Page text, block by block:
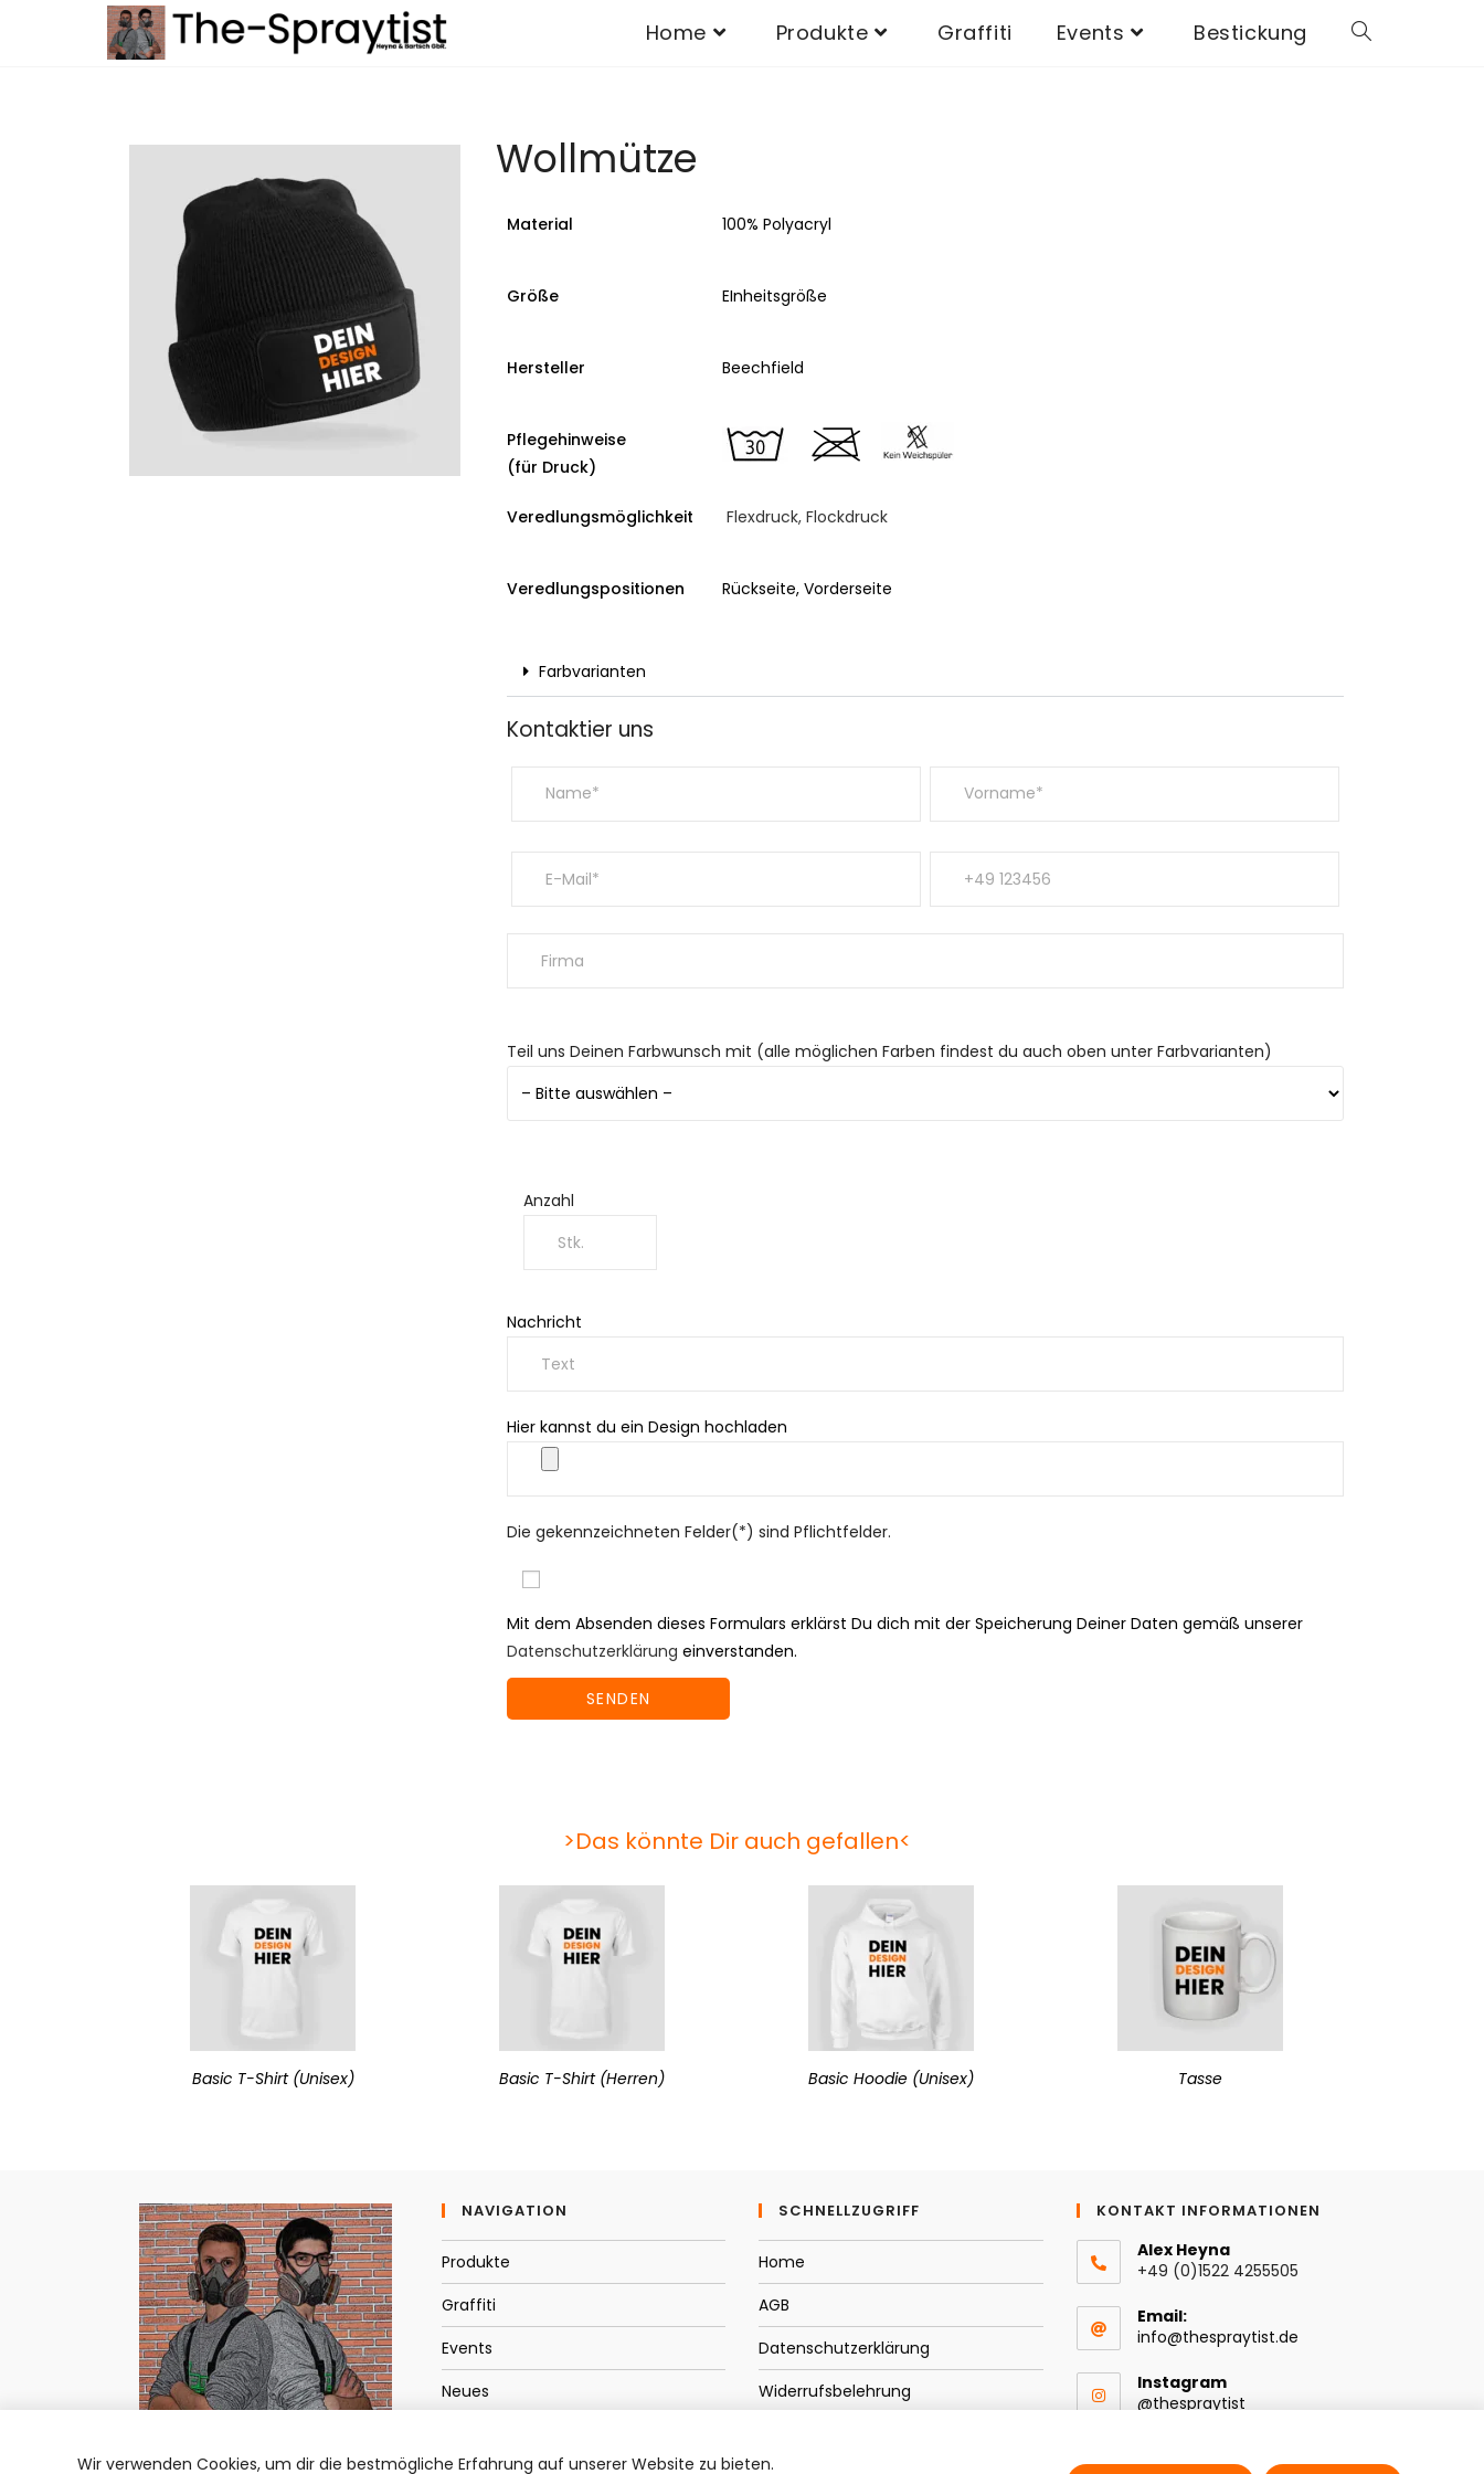
Home Produkte Graffiti Events Bestickung
Wollmütze
Material 100% Polyacryl
Größe EInheitsgröße
Hersteller Beechfield
Pflegehinweise
(für Druck)
Veredlungs­möglichkeit Flexdruck, Flockdruck
Veredlungs­positionen Rückseite, Vorderseite
Farbvarianten
Kontaktier uns
Teil uns Deinen Farbwunsch mit (alle möglichen Farben findest du auch oben unter Farbvarianten)
Anzahl
Nachricht
Hier kannst du ein Design hochladen
Die gekennzeichneten Felder(*) sind Pflichtfelder.
Mit dem Absenden dieses Formulars erklärst Du dich mit der Speicherung Deiner Daten gemäß unserer
Datenschutzerklärung einverstanden.
>Das könnte Dir auch gefallen<
Basic T-Shirt (Unisex) Basic T-Shirt (Herren) Basic Hoodie (Unisex) Tasse
NAVIGATION
Produkte
Graffiti
Events
Neues
SCHNELLZUGRIFF
Home
AGB
Datenschutzerklärung
Widerrufsbelehrung
KONTAKT INFORMATIONEN
Alex Heyna
+49 (0)1522 4255505
Email:
info@thespraytist.de
Instagram
@thespraytist
Wir verwenden Cookies, um dir die bestmögliche Erfahrung auf unserer Website zu bieten.